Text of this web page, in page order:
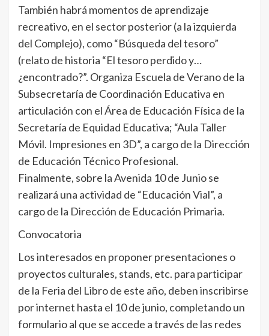
También habrá momentos de aprendizaje
recreativo, en el sector posterior (a la izquierda
del Complejo), como “Búsqueda del tesoro”
(relato de historia “El tesoro perdido y…
¿encontrado?”. Organiza Escuela de Verano de la
Subsecretaría de Coordinación Educativa en
articulación con el Área de Educación Física de la
Secretaría de Equidad Educativa; “Aula Taller
Móvil. Impresiones en 3D”, a cargo de la Dirección
de Educación Técnico Profesional.
Finalmente, sobre la Avenida 10 de Junio se
realizará una actividad de “Educación Vial”, a
cargo de la Dirección de Educación Primaria.
Convocatoria
Los interesados en proponer presentaciones o
proyectos culturales, stands, etc. para participar
de la Feria del Libro de este año, deben inscribirse
por internet hasta el 10 de junio, completando un
formulario al que se accede a través de las redes